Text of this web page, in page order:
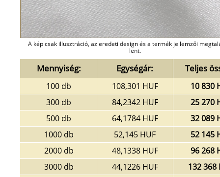
A kép csak illusztráció, az eredeti design és a termék jellemzői
lent.
Mennyiség: Egységár: Teljes
100 db 108,301 HUF
10 830
300 db
84,2342 HUF
25 270
500 db
64,1784 HUF
32 089
1000 db
52,145 HUF
52 145
2000 db
48,1338 HUF
96 268
3000 db
44,1226 HUF
132 368